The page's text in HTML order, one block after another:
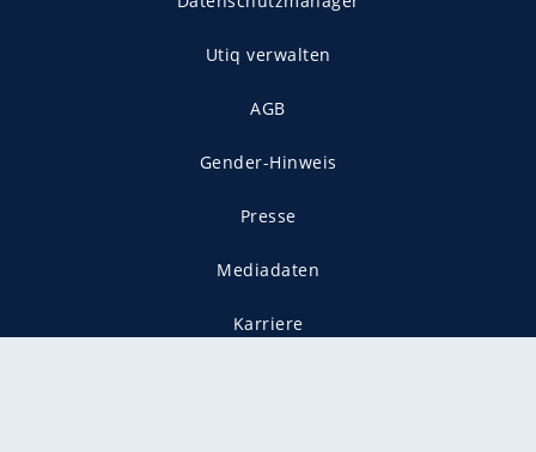
Utiq verwalten
AGB
Gender-Hinweis
Presse
Mediadaten
Karriere